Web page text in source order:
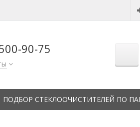
90-75
ПОДБОР СТЕКЛООЧИСТИТЕЛЕЙ ПО